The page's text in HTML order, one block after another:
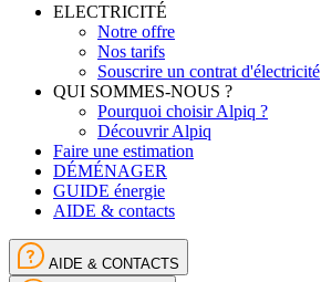
ELECTRICITÉ
Notre offre
Nos tarifs
Souscrire un contrat d'électricité
QUI SOMMES-NOUS ?
Pourquoi choisir Alpiq ?
Découvrir Alpiq
Faire une estimation
DÉMÉNAGER
GUIDE énergie
AIDE & contacts
AIDE & CONTACTS